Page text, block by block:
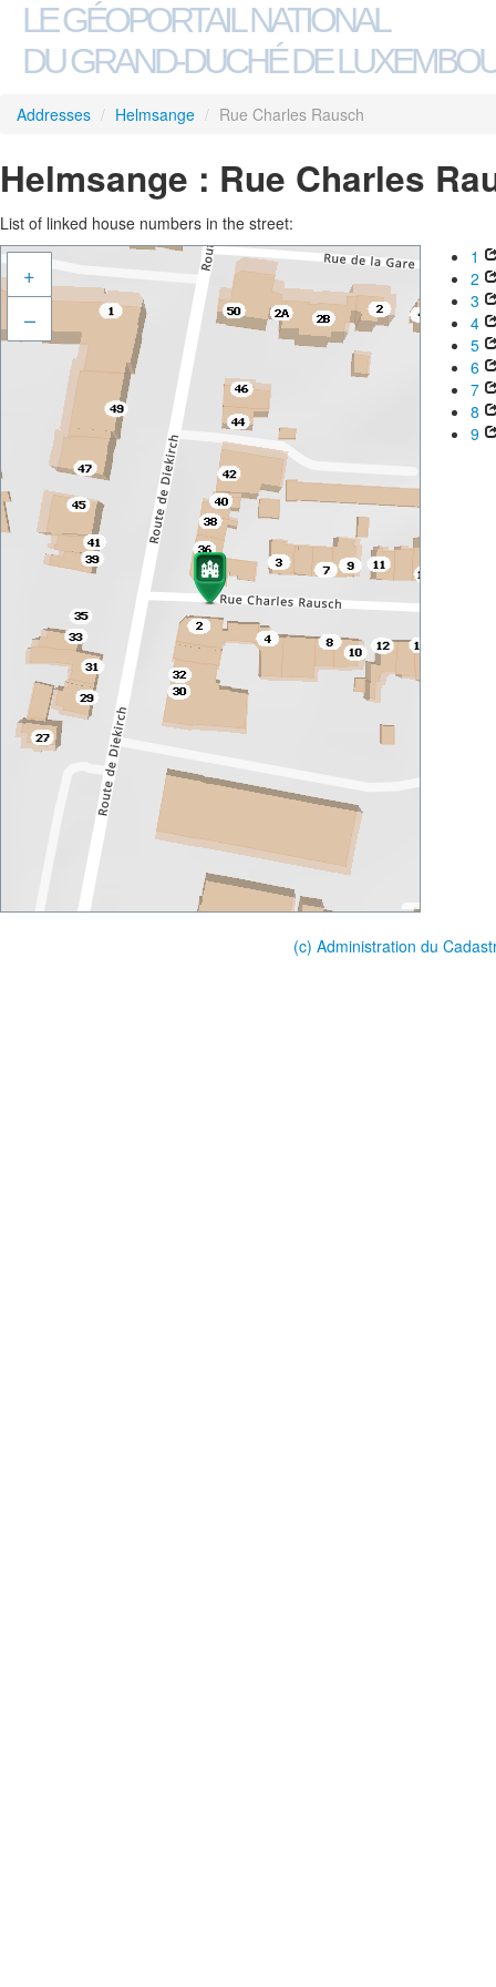
LE GÉOPORTAIL NATIONAL
DU GRAND-DUCHÉ DE
Addresses / Helmsange / Rue Charles Rausch
Helmsange : Rue Charles
List of linked house numbers in the street:
+
–
1
2
3
4
5
6
7
8
9
(c) Administration du